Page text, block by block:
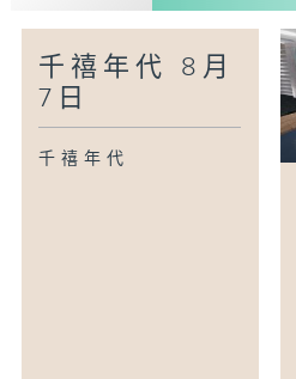
千禧年代 8月
7日
千禧年代